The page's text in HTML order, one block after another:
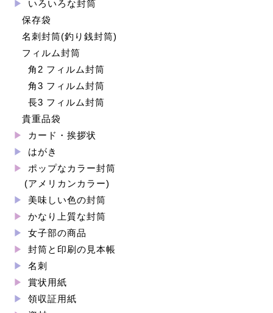
いろいろな封筒
保存袋
名刺封筒(釣り銭封筒)
フィルム封筒
角2 フィルム封筒
角3 フィルム封筒
長3 フィルム封筒
貴重品袋
カード・挨拶状
はがき
ポップなカラー封筒
(アメリカンカラー)
美味しい色の封筒
かなり上質な封筒
女子部の商品
封筒と印刷の見本帳
名刺
賞状用紙
領収証用紙